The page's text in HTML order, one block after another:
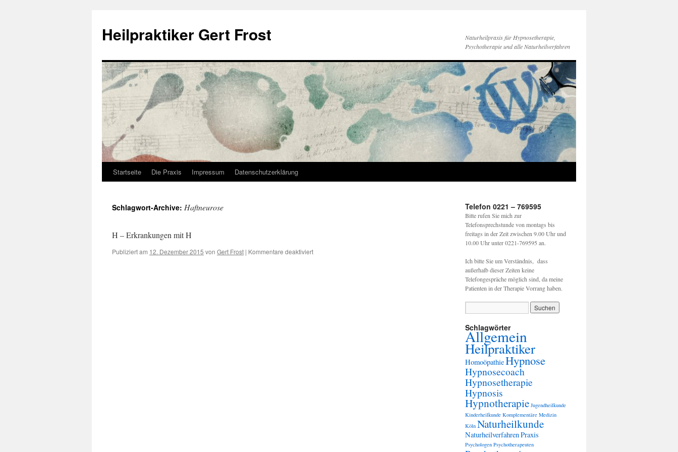
Heilpraktiker Gert Frost
Naturheilpraxis für Hypnosetherapie,
Psychotherapie und alle Naturheilverfahren
Zum
springen
Startseite Die Praxis Impressum Datenschutzerklärung
Schlagwort-Archive: Haftneurose
H – Erkrankungen mit H
Publiziert am 12. Dezember 2015 von Gert Frost | Kommentare deaktiviertfür
Telefon 0221 – 769595
Bitte rufen Sie mich zur
Telefonsprechstunde von montags bis
freitags in der Zeit zwischen 9.00 Uhr und
10.00 Uhr unter 0221-769595 an.
Ich bitte Sie um Verständnis, dass
außerhalb dieser Zeiten keine
Telefongespräche möglich sind, da meine
Patienten in der Therapie Vorrang haben.
Schlagwörter
Allgemein
Heilpraktiker
HomoöpathieHypnose
Hypnosecoach
Hypnosetherapie
Hypnosis
Hypnotherapie Jugendheilkunde
Kinderheilkunde Komplementäre Medizin
Köln Naturheilkunde
NaturheilverfahrenPraxis
Psychologen Psychotherapeuten